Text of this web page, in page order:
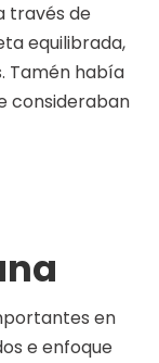
través de
equilibrada,
Tamén había
consideraban
en
e enfoque